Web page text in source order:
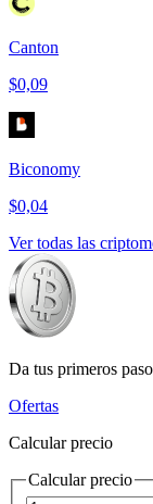
Canton
$0,09
Biconomy
$0,04
Ver todas las
Da tus primeros
Ofertas
Calcular precio
Calcular precio